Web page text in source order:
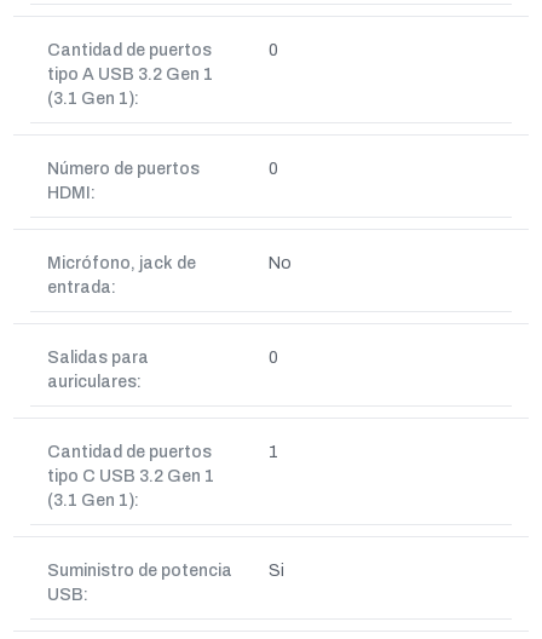
Cantidad de puertos
tipo A USB 3.2 Gen 1
(3.1 Gen 1):
0
Número de puertos
HDMI:
0
Micrófono, jack de
entrada:
No
Salidas para
auriculares:
0
Cantidad de puertos
tipo C USB 3.2 Gen 1
(3.1 Gen 1):
1
Suministro de potencia
USB:
Si